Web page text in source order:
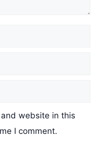
website in this
I comment.